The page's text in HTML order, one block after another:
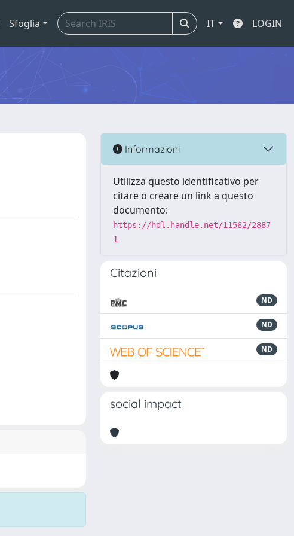
Sfoglia IT LOGIN
Informazioni
Utilizza questo identificativo per
citare o creare un link a questo
documento:
https://hdl.handle.net/11562/2887
1
Citazioni
ND
ND
ND
social impact